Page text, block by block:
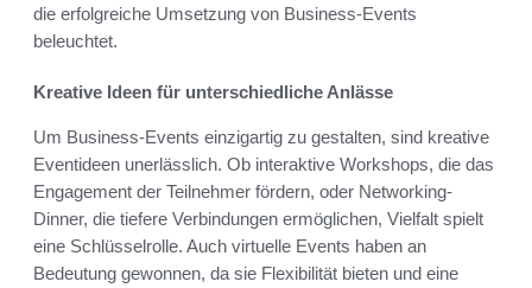
die erfolgreiche Umsetzung von Business-Events
beleuchtet.
Kreative Ideen für unterschiedliche Anlässe
Um Business-Events einzigartig zu gestalten, sind kreative
Eventideen unerlässlich. Ob interaktive Workshops, die das
Engagement der Teilnehmer fördern, oder Networking-
Dinner, die tiefere Verbindungen ermöglichen, Vielfalt spielt
eine Schlüsselrolle. Auch virtuelle Events haben an
Bedeutung gewonnen, da sie Flexibilität bieten und eine